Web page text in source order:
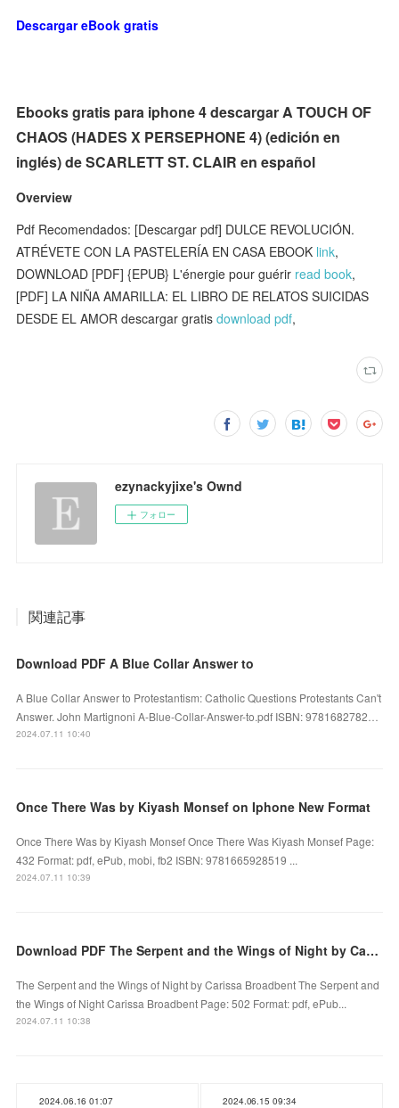
Descargar eBook gratis
Ebooks gratis para iphone 4 descargar A TOUCH OF
CHAOS (HADES X PERSEPHONE 4) (edición en
inglés) de SCARLETT ST. CLAIR en español
Overview
Pdf Recomendados: [Descargar pdf] DULCE REVOLUCIÓN.
ATRÉVETE CON LA PASTELERÍA EN CASA EBOOK link,
DOWNLOAD [PDF] {EPUB} L'énergie pour guérir read book,
[PDF] LA NIÑA AMARILLA: EL LIBRO DE RELATOS SUICIDAS
DESDE EL AMOR descargar gratisdownload pdf,
ezynackyjixe's Ownd
フォロー
関連記事
Download PDF A Blue Collar Answer to
A Blue Collar Answer to Protestantism: Catholic Questions Protestants Can't
Answer. John Martignoni A-Blue-Collar-Answer-to.pdf ISBN: 9781682782…
2024.07.11 10:40
Once There Was by Kiyash Monsef on Iphone New Format
Once There Was by Kiyash Monsef Once There Was Kiyash Monsef Page:
432 Format: pdf, ePub, mobi, fb2 ISBN: 9781665928519 ...
2024.07.11 10:39
Download PDF The Serpent and the Wings of Night by Carissa Broadbent
The Serpent and the Wings of Night by Carissa Broadbent The Serpent and
the Wings of Night Carissa Broadbent Page: 502 Format: pdf, ePub...
2024.07.11 10:38
2024.06.16 01:07 2024.06.15 09:34